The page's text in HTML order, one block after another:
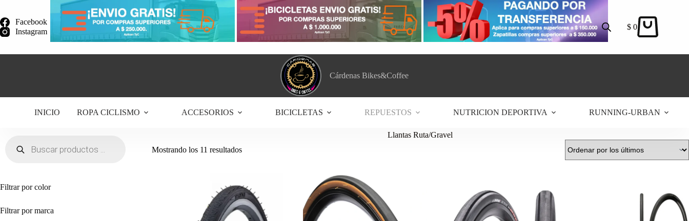
contenidoFacebook
Instagram
Carro
$ 0
Cárdenas Bikes&Coffee
INICIO ROPA CICLISMO ACCESORIOS BICICLETAS REPUESTOS NUTRICION DEPORTIVA RUNNING-URBAN
Llantas Ruta/Gravel
Mostrando los 11 resultadosOrdenado
productos
Filtrar por color
Filtrar por marca